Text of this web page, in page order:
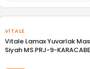
VITALE
Vitale Lamax Yuvarlak
Siyah MS.PRJ-9-